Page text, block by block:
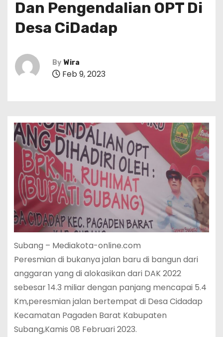
Dan Pengendalian OPT Di
Desa CiDadap
By Wira
Feb 9, 2023
Subang – Mediakota-online.com
Peresmian di bukanya jalan baru di bangun dari
anggaran yang di alokasikan dari DAK 2022
sebesar 14.3 miliar dengan panjang mencapai 5.4
Km,peresmian jalan bertempat di Desa Cidadap
Kecamatan Pagaden Barat Kabupaten
Subang,Kamis 08 Februari 2023.